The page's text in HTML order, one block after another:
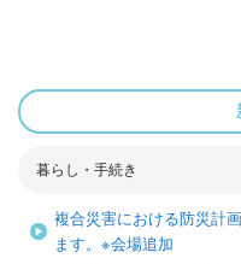
暮らし・手続き
複合災害における防災計
ます。※会場追加